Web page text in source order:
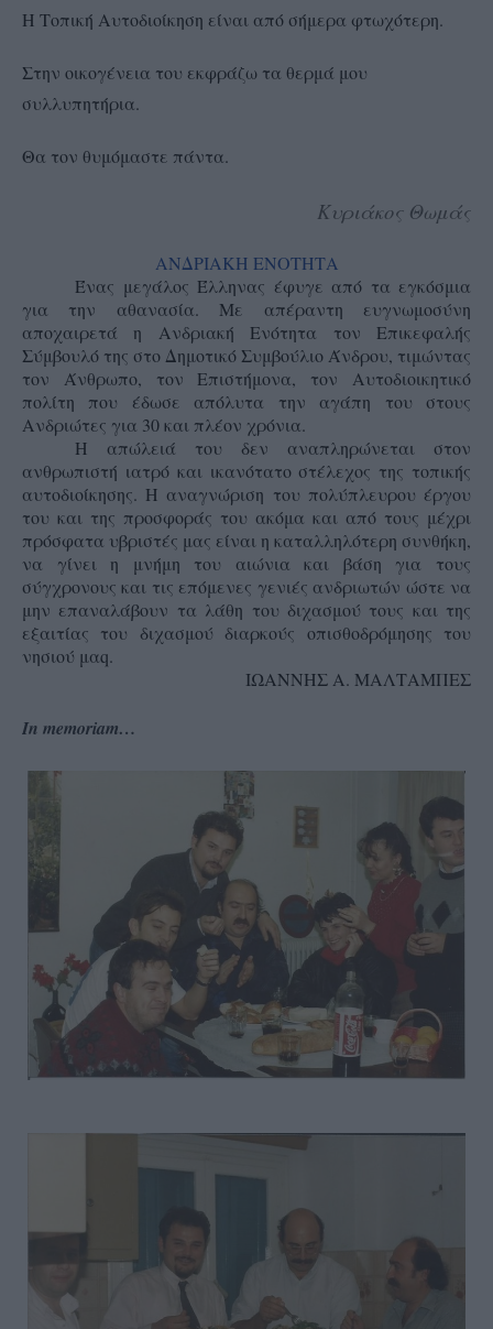
Η Τοπική Αυτοδιοίκηση είναι από σήμερα φτωχότερη.
Στην οικογένεια του εκφράζω τα θερμά μου
συλλυπητήρια.
Θα τον θυμόμαστε πάντα.
Κυριάκος Θωμάς
ΑΝΔΡΙΑΚΗ ΕΝΟΤΗΤΑ
Ένας μεγάλος Έλληνας έφυγε από τα εγκόσμια
για την αθανασία. Με απέραντη ευγνωμοσύνη
αποχαιρετά η Ανδριακή Ενότητα τον Επικεφαλής
Σύμβουλό της στο Δημοτικό Συμβούλιο Άνδρου, τιμώντας
τον Άνθρωπο, τον Επιστήμονα, τον Αυτοδιοικητικό
πολίτη που έδωσε απόλυτα την αγάπη του στους
Ανδριώτες για 30 και πλέον χρόνια.
Η απώλειά του δεν αναπληρώνεται στον
ανθρωπιστή ιατρό και ικανότατο στέλεχος της τοπικής
αυτοδιοίκησης. Η αναγνώριση του πολύπλευρου έργου
του και της προσφοράς του ακόμα και από τους μέχρι
πρόσφατα υβριστές μας είναι η καταλληλότερη συνθήκη,
να γίνει η μνήμη του αιώνια και βάση για τους
σύγχρονους και τις επόμενες γενιές ανδριωτών ώστε να
μην επαναλάβουν τα λάθη του διχασμού τους και της
εξαιτίας του διχασμού διαρκούς οπισθοδρόμησης του
νησιού μαq.
ΙΩΑΝΝΗΣ Α. ΜΑΛΤΑΜΠΕΣ
In memoriam…